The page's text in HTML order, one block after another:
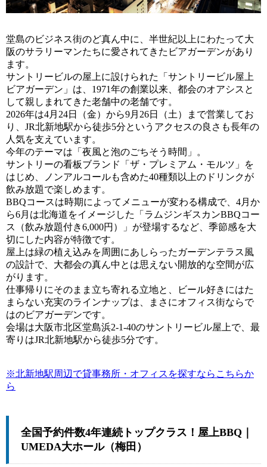
堂島のビジネス街のど真ん中に、半世紀以上にわたって大
阪のサラリーマンたちに愛されてきたビアガーデンがあり
ます。
サントリービルの屋上に設けられた「サントリービル屋上
ビアガーデン」は、1971年の創業以来、都会のオアシスと
して親しまれてきた老舗中の老舗です。
2026年は4月24日（金）から9月26日（土）まで営業してお
り、JR北新地駅から徒歩5分というアクセスの良さも長年の
人気を支えています。
今年のテーマは「夜風と泡のごちそう時間」。
サントリーの看板ブランド「ザ・プレミアム・モルツ」を
はじめ、ノンアルコールも含めた40種類以上のドリンクが
飲み放題で楽しめます。
BBQコースは時期によってメニューが変わる構成で、4月か
ら6月は北海道をイメージした「ラムジンギスカンBBQコー
ス（飲み放題付き6,000円）」が登場するなど、季節感を大
切にした内容が特徴です。
屋上は緑の植え込みを周囲にあしらったガーデンテラス風
の設計で、大都会の真ん中とは思えない開放的な空間が広
がります。
仕事帰りにそのまま立ち寄れる立地と、ビール好きにはた
まらない充実のラインナップは、まさにオフィス街ならで
はのビアガーデンです。
会場は大阪市北区堂島浜2-1-40のサントリービル屋上で、最
寄りはJR北新地駅から徒歩5分です。
※北新地駅周辺で貸事務所・オフィスを探すならこちらか
ら
全国予約件数4年連続トップクラス！屋上BBQ｜
UMEDA大ホール（梅田）